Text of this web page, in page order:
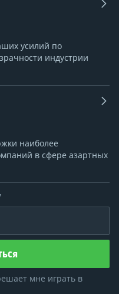
усилий по
индустрии
наиболее
в сфере азартных
мне играть в